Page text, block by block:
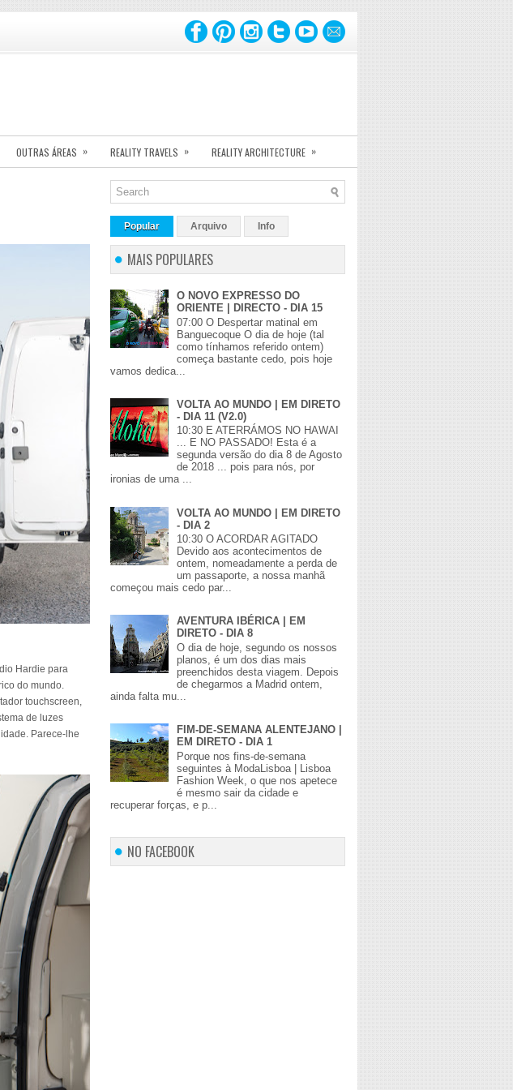
OUTRAS ÁREAS » REALITY TRAVELS » REALITY ARCHITECTURE »
Hardie para
do mundo.
touchscreen,
de luzes
Parece-lhe
Popular Arquivo Info
MAIS POPULARES
O NOVO EXPRESSO DO
ORIENTE | DIRECTO - DIA 15
07:00 O Despertar matinal em
Banguecoque O dia de hoje (tal
como tínhamos referido ontem)
começa bastante cedo, pois hoje
vamos dedica...
VOLTA AO MUNDO | EM DIRETO
- DIA 11 (V2.0)
10:30 E ATERRÁMOS NO HAWAI
... E NO PASSADO! Esta é a
segunda versão do dia 8 de Agosto
de 2018 ... pois para nós, por
ironias de uma ...
VOLTA AO MUNDO | EM DIRETO
- DIA 2
10:30 O ACORDAR AGITADO
Devido aos acontecimentos de
ontem, nomeadamente a perda de
um passaporte, a nossa manhã
começou mais cedo par...
AVENTURA IBÉRICA | EM
DIRETO - DIA 8
O dia de hoje, segundo os nossos
planos, é um dos dias mais
preenchidos desta viagem. Depois
de chegarmos a Madrid ontem,
ainda falta mu...
FIM-DE-SEMANA ALENTEJANO |
EM DIRETO - DIA 1
Porque nos fins-de-semana
seguintes à ModaLisboa | Lisboa
Fashion Week, o que nos apetece
é mesmo sair da cidade e
recuperar forças, e p...
NO FACEBOOK